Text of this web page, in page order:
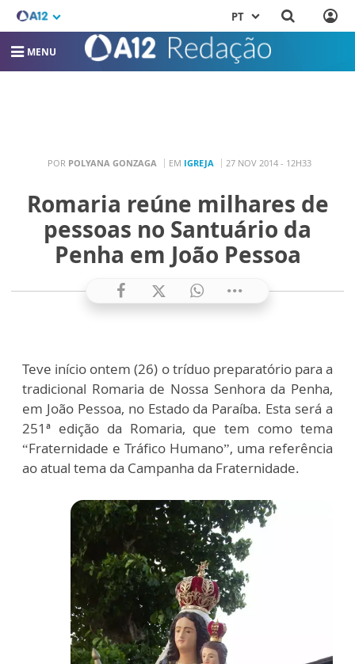
PT
MENU
POR POLYANA GONZAGA EM IGREJA 27 NOV 2014 - 12H33
Romaria reúne milhares de
pessoas no Santuário da
Penha em João Pessoa
Teve início ontem (26) o tríduo preparatório para a
tradicional Romaria de Nossa Senhora da Penha,
em João Pessoa, no Estado da Paraíba. Esta será a
251ª edição da Romaria, que tem como tema
“Fraternidade e Tráfico Humano”, uma referência
ao atual tema da Campanha da Fraternidade.